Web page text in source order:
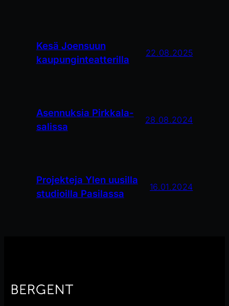
Kesä Joensuun
kaupunginteatterilla
22.08.2025
Asennuksia Pirkkala-
salissa
28.08.2024
Projekteja Ylen uusilla
studioilla Pasilassa
16.01.2024